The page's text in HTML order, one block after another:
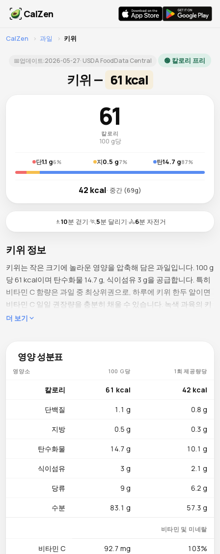
CalZen
CalZen › 과일 › 키위
📅업데이트:2026-05-27· USDA FoodData Central 🟢 칼로리 프리
키위 — 61 kcal
61
칼로리
100 g당
단1.1 g6% 지0.5 g7% 탄14.7 g87%
42 kcal· 중간 (69g)
🚶10분 걷기·🏃5분 달리기·🚴6분 자전거
키위 정보
키위는 작은 크기에 놀라운 영양을 압축해 담은 과일입니다. 100 g
당 61 kcal이며 탄수화물 14.7 g, 식이섬유 3 g을 공급합니다. 특히
비타민 C 함량은 과일 중 최상위권으로, 하루에 키위 한두 알이면
비타민 C 일일 권장량을 충분히 채울 수 있습니다. 녹색 과육의 키
위는 물론 황금 키위(골든 키위)도 있으며, 골든 키위는 비타민 C
면에 도움이 된다는 연구 결과도 있어 '잠 잘 자는 과일'로 주목받
포함된 영양소
합니다. 즉, 키위 한 알(약 75 g)이면 하루 비타민 C 권장량을 대부
분 채울 수 있습니다. 비타민 K는 40.3 µg(DRV의 약 45%)으로 과
비타민 E는 1.46 mg(DRV의 약 10%), 칼륨은 312 mg(DRV의 약
액티니딘(actinidin)이라는 단백질 분해 효소도 함유되어 있어 소
화를 돕습니다. 항산화 색소인 루테인과 제아잔틴도 소량 들어 있
키위는 엄지손가락으로 살짝 눌렀을 때 부드럽게 들어갈 때가 최
적 숙성기입니다. 반으로 잘라 숟가락으로 떠먹는 것이 가장 간단
더 보기
영양 성분표
영양소 100 G당 1회 제공량당
칼로리 61 kcal 42 kcal
단백질 1.1 g 0.8 g
지방 0.5 g 0.3 g
탄수화물 14.7 g 10.1 g
식이섬유 3 g 2.1 g
당류 9 g 6.2 g
수분 83.1 g 57.3 g
비타민 및 미네랄
비타민 C 92.7 mg 103%